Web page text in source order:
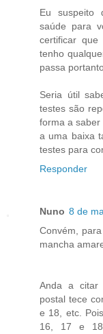
Eu suspeito
saúde para
certificar
tenho
passa
Seria útil
testes são
forma a
a uma baixa
testes para
Responder
Nuno 8 de
Convém,
mancha
Anda a citar
postal tece
e 18, etc.
16, 17 e